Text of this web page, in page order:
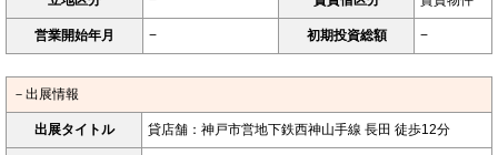
営業開始年月 − 初期投資総額 −
－出展情報
出展タイトル 貸店舗：神戸市営地下鉄西神山手線 長田 徒歩12分